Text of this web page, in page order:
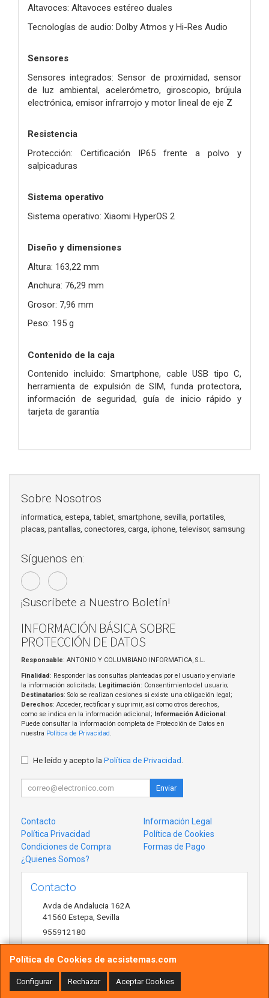
Altavoces: Altavoces estéreo duales
Tecnologías de audio: Dolby Atmos y Hi-Res Audio
Sensores
Sensores integrados: Sensor de proximidad, sensor
de luz ambiental, acelerómetro, giroscopio, brújula
electrónica, emisor infrarrojo y motor lineal de eje Z
Resistencia
Protección: Certificación IP65 frente a polvo y
salpicaduras
Sistema operativo
Sistema operativo: Xiaomi HyperOS 2
Diseño y dimensiones
Altura: 163,22 mm
Anchura: 76,29 mm
Grosor: 7,96 mm
Peso: 195 g
Contenido de la caja
Contenido incluido: Smartphone, cable USB tipo C,
herramienta de expulsión de SIM, funda protectora,
información de seguridad, guía de inicio rápido y
tarjeta de garantía
Política de Cookies de acsistemas.com
Configurar Rechazar Aceptar Cookies
Sobre Nosotros
informatica, estepa, tablet, smartphone, sevilla, portatiles,
placas, pantallas, conectores, carga, iphone, televisor, samsung
Síguenos en:
¡Suscríbete a Nuestro Boletín!
INFORMACIÓN BÁSICA SOBRE
PROTECCIÓN DE DATOS
Responsable: ANTONIO Y COLUMBIANO INFORMATICA, S.L.
Finalidad: Responder las consultas planteadas por el usuario y enviarle
la información solicitada; Legitimación: Consentimiento del usuario;
Destinatarios: Solo se realizan cesiones si existe una obligación legal;
Derechos: Acceder, rectificar y suprimir, así como otros derechos,
como se indica en la información adicional;
Información Adicional :
Puede consultar la información completa de Protección de Datos en
nuestra Política de Privacidad .
He leído y acepto la Política de Privacidad
Enviar
Contacto
Información Legal
Política Privacidad
Política de Cookies
Condiciones de Compra
Formas de Pago
¿Quienes Somos?
Contacto
Avda de Andalucia 162A
41560 Estepa Sevilla
955912180
antonio@acsistemas.com
Horario